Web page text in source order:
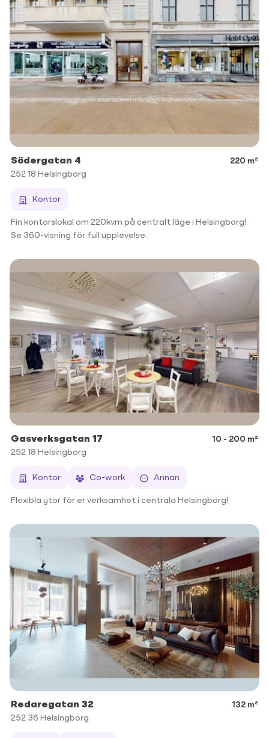
Södergatan 4
220 m²
252 18 Helsingborg
Kontor
Fin kontorslokal om 220kvm på centralt läge i Helsingborg!
Se 360-visning för full upplevelse.
Gasverksgatan 17
10 - 200 m²
252 18 Helsingborg
Kontor Co-work Annan
Flexibla ytor för er verksamhet i centrala Helsingborg!
Redaregatan 32
132 m²
252 36 Helsingborg